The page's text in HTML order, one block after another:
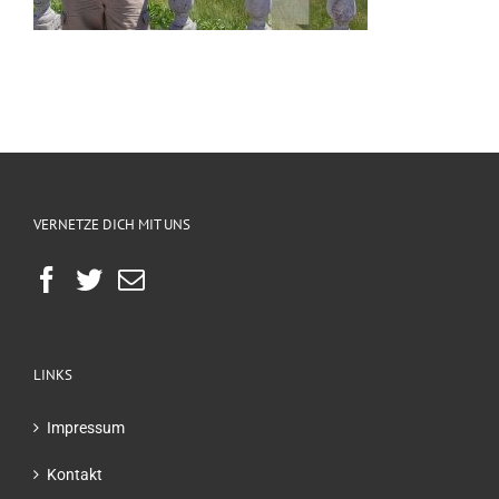
VERNETZE DICH MIT UNS
LINKS
Impressum
Kontakt